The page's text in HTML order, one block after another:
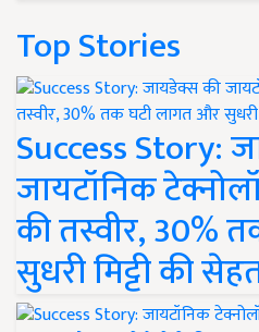
Top Stories
Success Story:
जायटॉनिक
की तस्वीर, 30%
सुधरी मिट्टी की